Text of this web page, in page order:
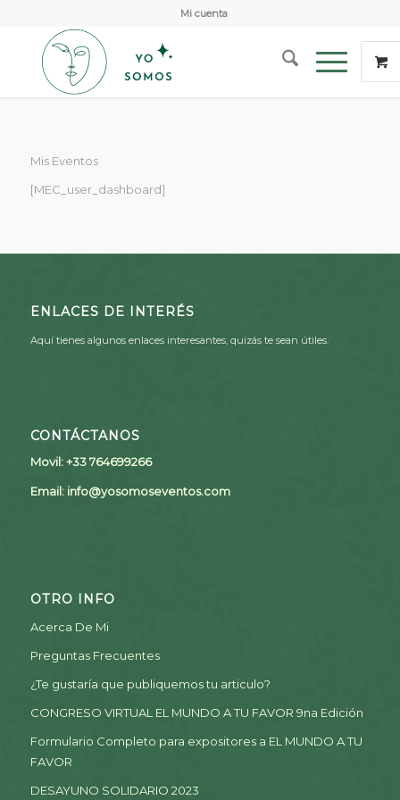
Mi cuenta
Mis Eventos
[MEC_user_dashboard]
ENLACES DE INTERÉS
Aquí tienes algunos enlaces interesantes, quizás te sean útiles.
CONTÁCTANOS
Movil: +33 764699266
Email: info@yosomoseventos.com
OTRO INFO
Acerca De Mi
Preguntas Frecuentes
¿Te gustaría que publiquemos tu articulo?
CONGRESO VIRTUAL EL MUNDO A TU FAVOR 9na Edición
Formulario Completo para expositores a EL MUNDO A TU
FAVOR
DESAYUNO SOLIDARIO 2023